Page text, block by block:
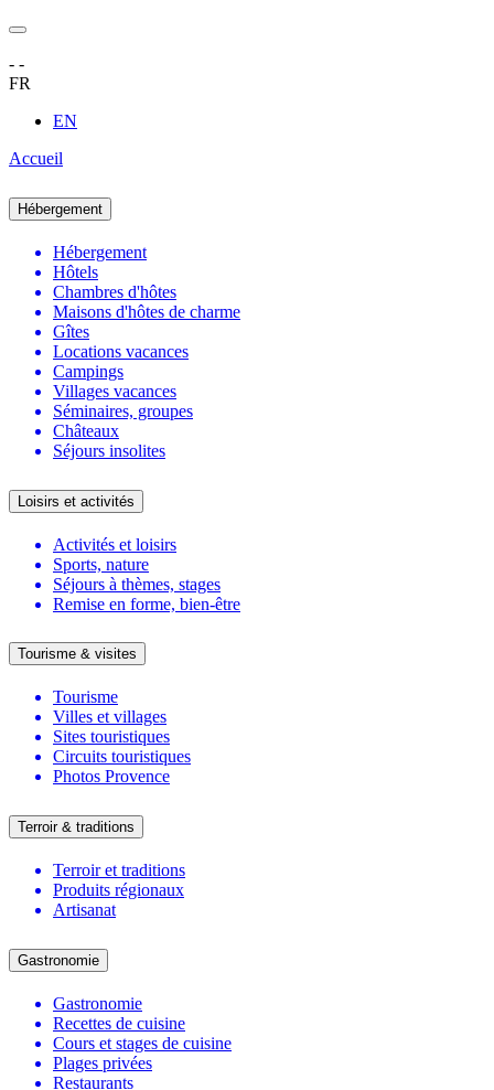
- -
FR
EN
Accueil
Hébergement
Hébergement
Hôtels
Chambres d'hôtes
Maisons d'hôtes de charme
Gîtes
Locations vacances
Campings
Villages vacances
Séminaires, groupes
Châteaux
Séjours insolites
Loisirs et activités
Activités et loisirs
Sports, nature
Séjours à thèmes, stages
Remise en forme, bien-être
Tourisme & visites
Tourisme
Villes et villages
Sites touristiques
Circuits touristiques
Photos Provence
Terroir & traditions
Terroir et traditions
Produits régionaux
Artisanat
Gastronomie
Gastronomie
Recettes de cuisine
Cours et stages de cuisine
Plages privées
Restaurants